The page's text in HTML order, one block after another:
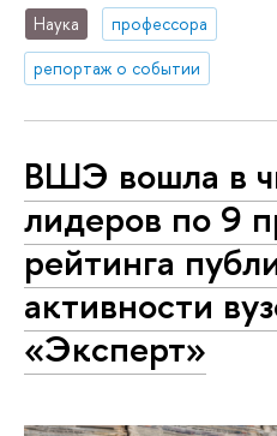
Наука
профессора
репортаж о событии
ВШЭ вошла в
лидеров по 9
рейтинга
активности
«Эксперт»